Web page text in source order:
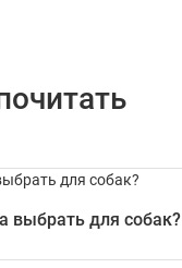
выбрать для собак?